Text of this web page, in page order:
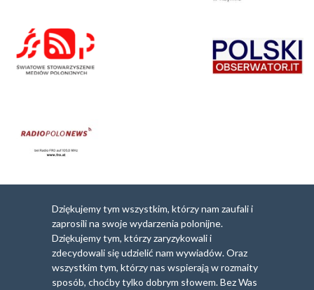
Dziękujemy tym wszystkim, którzy nam zaufali i
zaprosili na swoje wydarzenia polonijne.
Dziękujemy tym, którzy zaryzykowali i
zdecydowali się udzielić nam wywiadów. Oraz
wszystkim tym, którzy nas wspierają w rozmaity
sposób, choćby tylko dobrym słowem. Bez Was